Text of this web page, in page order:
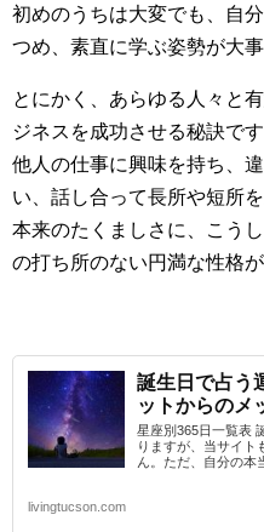
初めのうちは大変でも、自
つめ、素直に学ぶ姿勢が大事
とにかく、あらゆる人々と
ジネスを成功させる秘訣です
他人の仕事に興味を持ち、
い、話し合って長所や短所
本来のたくましさに、こう
の打ち所のない円満な性格
誕生日で占う
ットからのメ
星座別365日一覧表
りますが、当サイト
ん。ただ、自分の本
livingtucson.com